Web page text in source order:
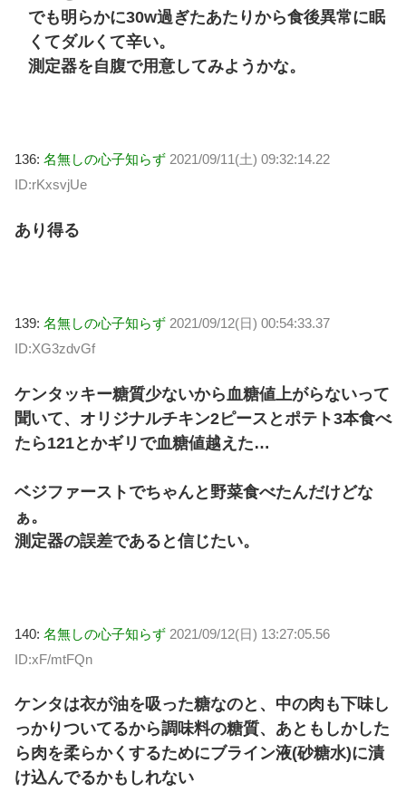
でも明らかに30w過ぎたあたりから食後異常に眠
くてダルくて辛い。
測定器を自腹で用意してみようかな。
136: 名無しの心子知らず 2021/09/11(土) 09:32:14.22
ID:rKxsvjUe
あり得る
139: 名無しの心子知らず 2021/09/12(日) 00:54:33.37
ID:XG3zdvGf
ケンタッキー糖質少ないから血糖値上がらないって
聞いて、オリジナルチキン2ピースとポテト3本食べ
たら121とかギリで血糖値越えた…
ベジファーストでちゃんと野菜食べたんだけどな
ぁ。
測定器の誤差であると信じたい。
140: 名無しの心子知らず 2021/09/12(日) 13:27:05.56
ID:xF/mtFQn
ケンタは衣が油を吸った糖なのと、中の肉も下味し
っかりついてるから調味料の糖質、あともしかした
ら肉を柔らかくするためにブライン液(砂糖水)に漬
け込んでるかもしれない